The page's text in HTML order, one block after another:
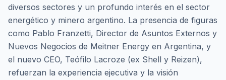
diversos sectores y un profundo interés en el sector
energético y minero argentino. La presencia de figuras
como Pablo Franzetti, Director de Asuntos Externos y
Nuevos Negocios de Meitner Energy en Argentina, y
el nuevo CEO, Teófilo Lacroze (ex Shell y Reizen),
refuerzan la experiencia ejecutiva y la visión